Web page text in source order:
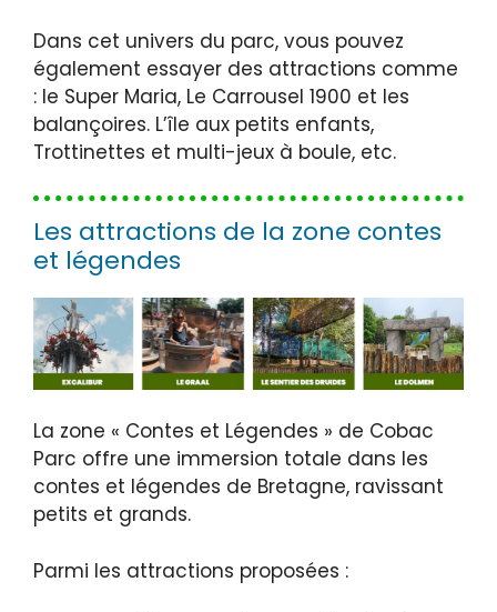
Dans cet univers du parc, vous pouvez
également essayer des attractions comme
: le Super Maria, Le Carrousel 1900 et les
balançoires. L’île aux petits enfants,
Trottinettes et multi-jeux à boule, etc.
Les attractions de la zone contes
et légendes
La zone « Contes et Légendes » de Cobac
Parc offre une immersion totale dans les
contes et légendes de Bretagne, ravissant
petits et grands.
Parmi les attractions proposées :